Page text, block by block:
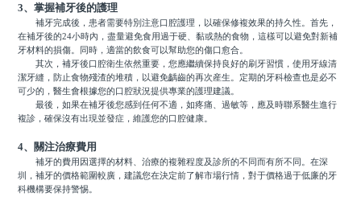
3、掌握補牙後的護理
補牙完成後，患者需要特別注意口腔護理，以確保修複效果的持久性。首先，
在補牙後的24小時內，盡量避免食用過于硬、黏或熱的食物，這樣可以避免對新補
牙材料的損傷。同時，適當的飲食可以幫助您的傷口愈合。
其次，補牙後口腔衛生依然重要，您應繼續保持良好的刷牙習慣，使用牙線清
潔牙縫，防止食物殘渣的堆積，以避免齲齒的再次産生。定期的牙科檢查也是必不
可少的，醫生會根據您的口腔狀況提供專業的護理建議。
最後，如果在補牙後您感到任何不適，如疼痛、過敏等，應及時聯系醫生進行
複診，確保沒有出現並發症，維護您的口腔健康。
4、關注治療費用
補牙的費用因選擇的材料、治療的複雜程度及診所的不同而有所不同。在深
圳，補牙的價格範圍較廣，建議您在決定前了解市場行情，對于價格過于低廉的牙
科機構要保持警惕。